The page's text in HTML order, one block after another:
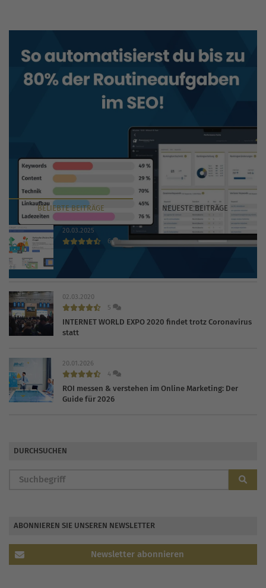
BELIEBTEBEITRÄGE NEUESTEBEITRÄGE
20.03.2025
6
02.03.2020
5
INTERNET WORLD EXPO 2020 findet trotz Coronavirus
statt
20.01.2026
4
ROI messen & verstehen im Online Marketing: Der
Guide für 2026
DURCHSUCHEN
ABONNIEREN SIE UNSEREN NEWSLETTER
Newsletter abonnieren